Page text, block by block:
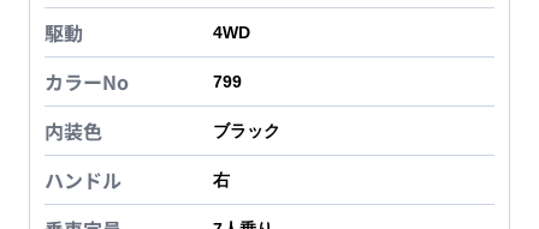
駆動 4WD
カラーNo 799
内装色 ブラック
ハンドル 右